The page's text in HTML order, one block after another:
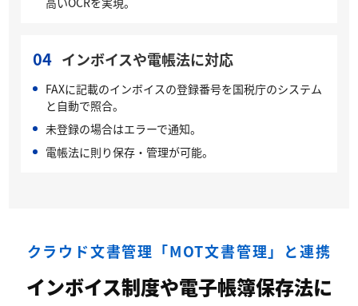
04 インボイスや電帳法に対応
FAXに記載のインボイスの登録番号を国税庁のシステム
と自動で照合。
未登録の場合はエラーで通知。
電帳法に則り保存・管理が可能。
クラウド文書管理「MOT文書管理」と連携
インボイス制度や電子帳簿保存法に